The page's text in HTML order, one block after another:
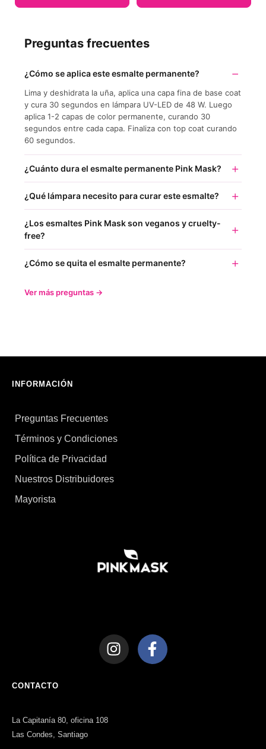
Preguntas frecuentes
¿Cómo se aplica este esmalte permanente?
Lima y deshidrata la uña, aplica una capa fina de base coat
y cura 30 segundos en lámpara UV-LED de 48 W. Luego
aplica 1-2 capas de color permanente, curando 30
segundos entre cada capa. Finaliza con top coat curando
60 segundos.
¿Cuánto dura el esmalte permanente Pink Mask?
¿Qué lámpara necesito para curar este esmalte?
¿Los esmaltes Pink Mask son veganos y cruelty-
free?
¿Cómo se quita el esmalte permanente?
Ver más preguntas →
INFORMACIÓN
Preguntas Frecuentes
Términos y Condiciones
Política de Privacidad
Nuestros Distribuidores
Mayorista
CONTACTO
La Capitanía 80, oficina 108
Las Condes, Santiago